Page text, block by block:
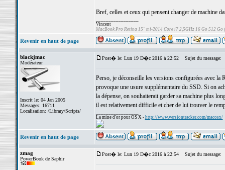
Bref, celles et ceux qui pensent changer de machine
Vincent
MacBook Pro Retina 15" mi-2014 Core i7 2,5GHz 16 Go 512 Go
Revenir en haut de page
blackjmac
Modérateur
Inscrit le: 04 Jan 2005
Messages: 16711
Localisation: /Library/Scripts/
Post� le: Lun 19 D�c 2016 à 22:52 Sujet du message:
Perso, je déconseille les versions configurées avec
provoque une usure supplémentaire du SSD. Si on
la dépense, on souhaiterait garder sa machine plus
il est relativement difficile et cher de lui trouver le
La mine d'or pour OS X - http://www.versiontracker.com/macosx/
Revenir en haut de page
zmag
PowerBook de Saphir
Post� le: Lun 19 D�c 2016 à 22:54 Sujet du message: